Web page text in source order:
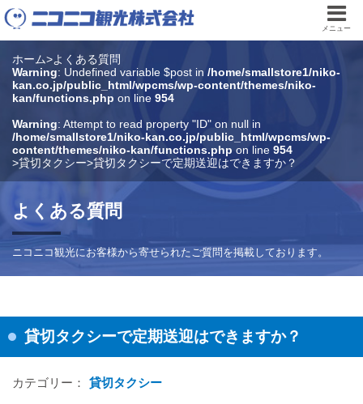
メニュー
ホーム>よくある質問
Warning: Undefined variable $post in /home/smallstore1/niko-
kan.co.jp/public_html/wpcms/wp-content/themes/niko-
kan/functions.php on line 954
Warning: Attempt to read property "ID" on null in
/home/smallstore1/niko-kan.co.jp/public_html/wpcms/wp-
content/themes/niko-kan/functions.php on line 954
>貸切タクシー>貸切タクシーで定期送迎はできますか？
よくある質問
ニコニコ観光にお客様から寄せられたご質問を掲載しております。
貸切タクシーで定期送迎はできますか？
カテゴリー： 貸切タクシー